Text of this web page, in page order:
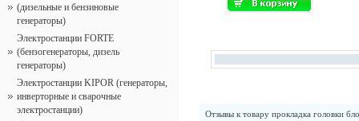
(дизельные и бензиновые
генераторы)
Электростанции FORTE
(бензогенераторы, дизель
генераторы)
Электростанции KIPOR (генераторы,
инверторные и сварочные
электростанции)
Отзывы к товару прокладка головки